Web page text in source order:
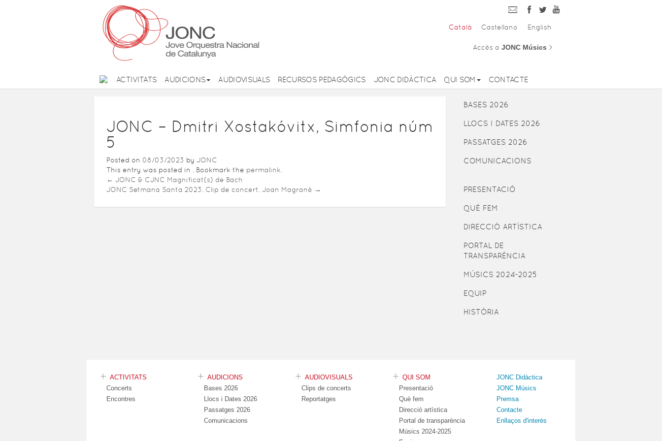
Català Castellano English
Accés a JONC Músics >
ACTIVITATS AUDICIONS AUDIOVISUALS RECURSOS PEDAGÒGICS JONC DIDÀCTICA QUI SOM CONTACTE
JONC – Dmitri Xostakóvitx, Simfonia núm
5
Posted on 08/03/2023 by JONC
This entry was posted in . Bookmark the permalink
← JONC & CJNC Magnificat(s) de Bach
JONC Setmana Santa 2023. Clip de concert. Joan Magrané →
BASES 2026
LLOCS I DATES 2026
PASSATGES 2026
COMUNICACIONS
PRESENTACIÓ
QUÈ FEM
DIRECCIÓ ARTÍSTICA
PORTAL DE
TRANSPARÈNCIA
MÚSICS 2024-2025
EQUIP
HISTÒRIA
ACTIVITATS
Concerts
Encontres
AUDICIONS
Bases 2026
Llocs i Dates 2026
Passatges 2026
Comunicacions
AUDIOVISUALS
Clips de concerts
Reportatges
QUI SOM
Presentació
Què fem
Direcció artística
Portal de transparència
Músics 2024-2025
JONC Didàctica
JONC Músics
Premsa
Contacte
Enllaços d'interès